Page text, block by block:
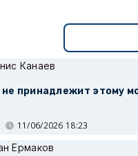
Канаев
принадлежит этому
11/06/2026 18:23
Ермаков